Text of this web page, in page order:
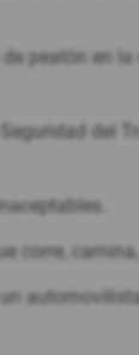
de peatón en
del
corre,